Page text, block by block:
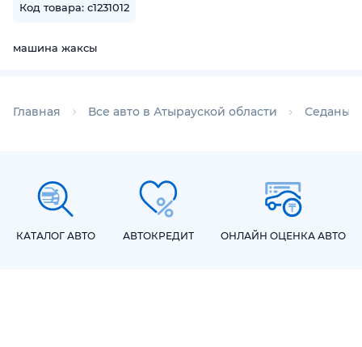
Код товара: c1231012
машина жаксы
Главная Все авто в Атырауской области Седаны
КАТАЛОГ АВТО АВТОКРЕДИТ ОНЛАЙН ОЦЕНКА АВТО